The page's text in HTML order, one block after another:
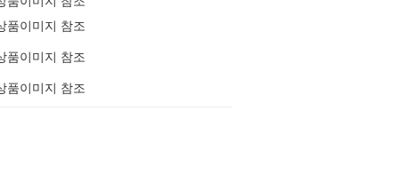
품이미지 참조
품이미지 참조
품이미지 참조